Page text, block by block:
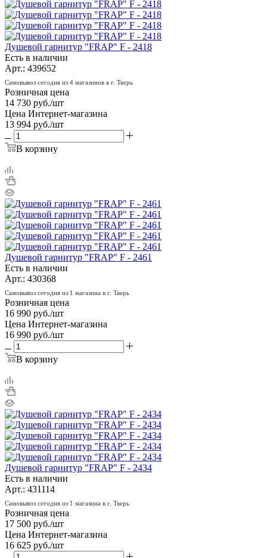
Душевой гарнитур "FRAP" F - 2418
Есть в наличии
Арт.: 439652
Самовывоз сегодня из 4 магазинов в г. Тверь
Розничная цена
14 730 руб./шт
Цена Интернет-магазина
13 994 руб./шт
В корзину
Душевой гарнитур "FRAP" F - 2461
Есть в наличии
Арт.: 430368
Самовывоз сегодня из 1 магазина в г. Тверь
Розничная цена
16 990 руб./шт
Цена Интернет-магазина
16 990 руб./шт
В корзину
Душевой гарнитур "FRAP" F - 2434
Есть в наличии
Арт.: 431114
Самовывоз сегодня из 1 магазина в г. Тверь
Розничная цена
17 500 руб./шт
Цена Интернет-магазина
16 625 руб./шт